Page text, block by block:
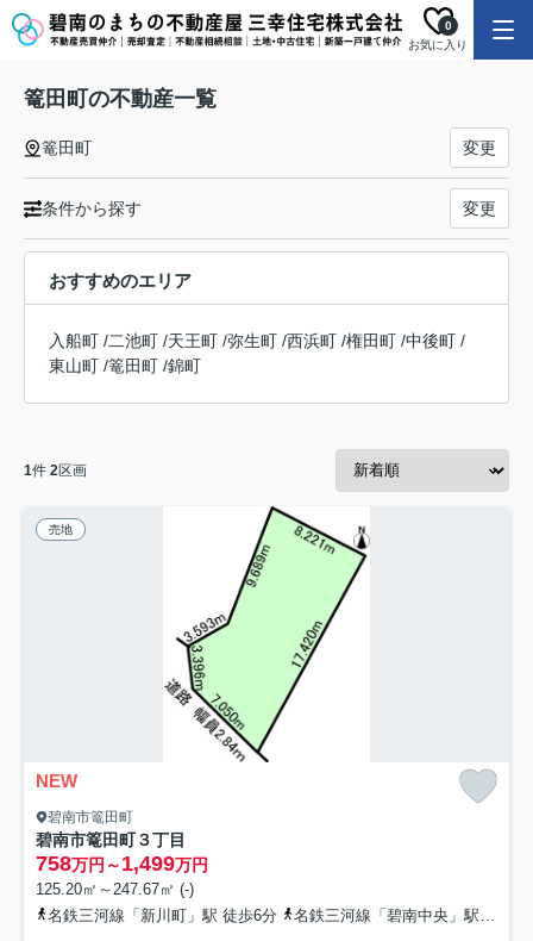
お気に入り
0
篭田町の不動産一覧
篭田町 変更
条件から探す 変更
おすすめのエリア
入船町 /二池町 /天王町 /弥生町 /西浜町 /権田町 /中後町 /
東山町 /篭田町 /錦町
1件 2区画
売地
NEW
碧南市篭田町
碧南市篭田町３丁目
758万円～1,499万円
125.20㎡～247.67㎡ (-)
名鉄三河線「新川町」駅 徒歩6分
名鉄三河線「碧南中央」駅 徒歩14分